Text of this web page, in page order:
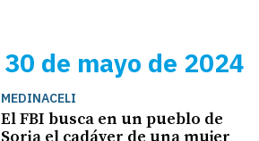
30 de mayo de 2024
MEDINACELI
El FBI busca en un pueblo de